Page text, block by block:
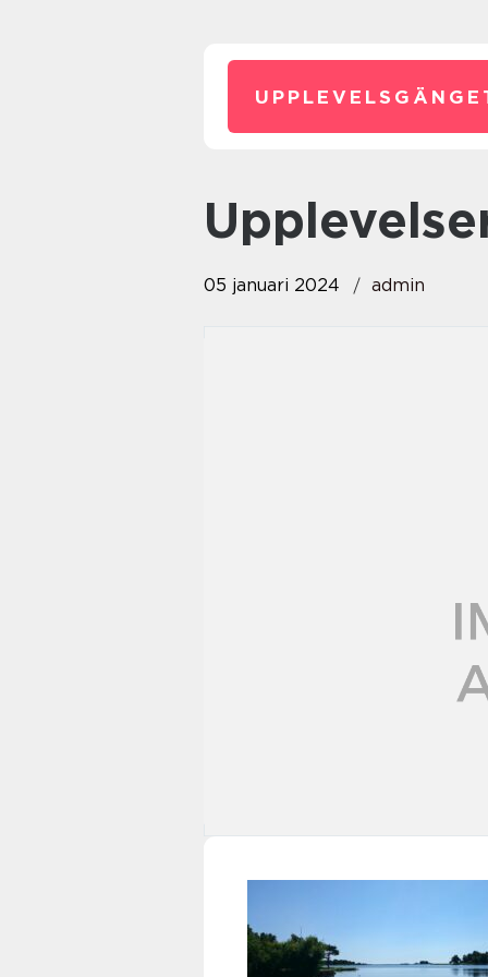
05 januari 2024 admin